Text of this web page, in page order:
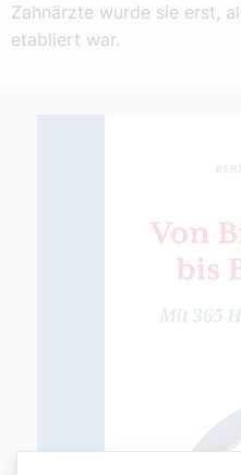
Zahnärzte wurde sie erst,
etabliert war.